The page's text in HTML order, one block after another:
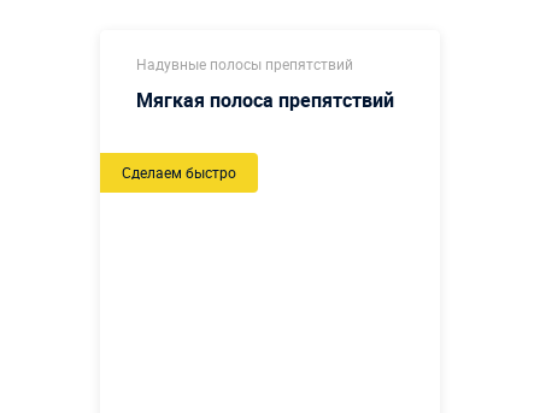
Надувные полосы препятствий
Мягкая полоса препятствий
Сделаем быстро